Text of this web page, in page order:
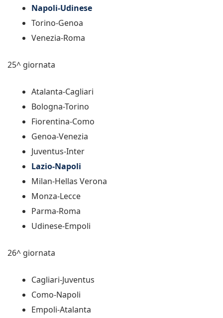
Napoli-Udinese
Torino-Genoa
Venezia-Roma
25^ giornata
Atalanta-Cagliari
Bologna-Torino
Fiorentina-Como
Genoa-Venezia
Juventus-Inter
Lazio-Napoli
Milan-Hellas Verona
Monza-Lecce
Parma-Roma
Udinese-Empoli
26^ giornata
Cagliari-Juventus
Como-Napoli
Empoli-Atalanta